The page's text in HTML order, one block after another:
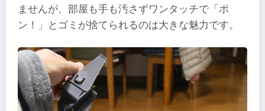
ませんが、部屋も手も汚さずワンタッチで「ポ
ン！」とゴミが捨てられるのは大きな魅力です。